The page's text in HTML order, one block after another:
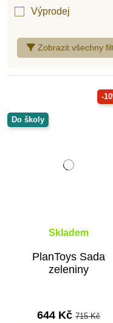
Zobrazit všechny
Výprodej
-
Do školy
Skladem
PlanToys Sada
zeleniny
644 Kč 715 Kč